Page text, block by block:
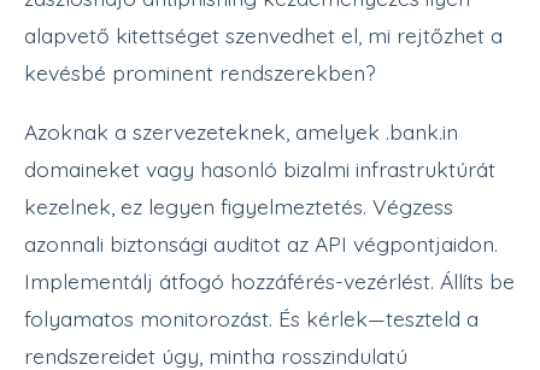
alapvető kitettséget szenvedhet el, mi rejtőzhet a
kevésbé prominent rendszerekben?
Azoknak a szervezeteknek, amelyek .bank.in
domaineket vagy hasonló bizalmi infrastruktúrát
kezelnek, ez legyen figyelmeztetés. Végzess
azonnali biztonsági auditot az API végpontjaidon.
Implementálj átfogó hozzáférés-vezérlést. Állíts be
folyamatos monitorozást. És kérlek—teszteld a
rendszereidet úgy, mintha rosszindulatú